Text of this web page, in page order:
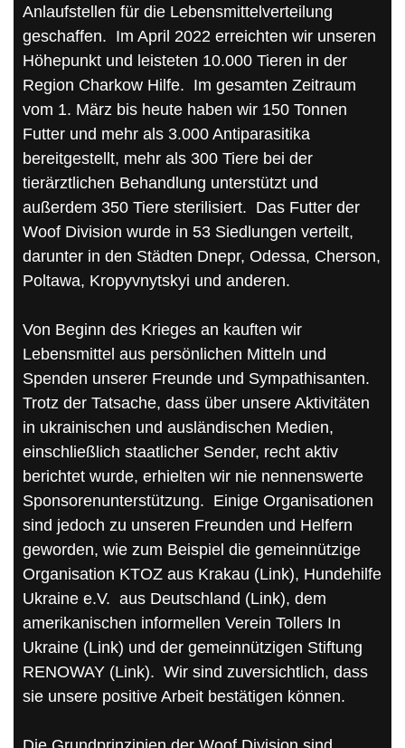
Anlaufstellen für die Lebensmittelverteilung
geschaffen. Im April 2022 erreichten wir unseren
Höhepunkt und leisteten 10.000 Tieren in der
Region Charkow Hilfe. Im gesamten Zeitraum
vom 1. März bis heute haben wir 150 Tonnen
Futter und mehr als 3.000 Antiparasitika
bereitgestellt, mehr als 300 Tiere bei der
tierärztlichen Behandlung unterstützt und
außerdem 350 Tiere sterilisiert. Das Futter der
Woof Division wurde in 53 Siedlungen verteilt,
darunter in den Städten Dnepr, Odessa, Cherson,
Poltawa, Kropyvnytskyi und anderen.
Von Beginn des Krieges an kauften wir
Lebensmittel aus persönlichen Mitteln und
Spenden unserer Freunde und Sympathisanten.
Trotz der Tatsache, dass über unsere Aktivitäten
in ukrainischen und ausländischen Medien,
einschließlich staatlicher Sender, recht aktiv
berichtet wurde, erhielten wir nie nennenswerte
Sponsorenunterstützung. Einige Organisationen
sind jedoch zu unseren Freunden und Helfern
geworden, wie zum Beispiel die gemeinnützige
Organisation KTOZ aus Krakau (Link), Hundehilfe
Ukraine e.V. aus Deutschland (Link), dem
amerikanischen informellen Verein Tollers In
Ukraine (Link) und der gemeinnützigen Stiftung
RENOWAY (Link). Wir sind zuversichtlich, dass
sie unsere positive Arbeit bestätigen können.